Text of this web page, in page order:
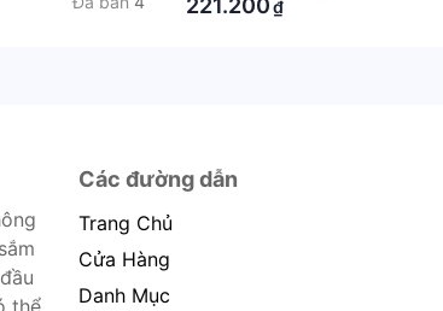
221.200₫
thể
Các đường dẫn
Trang Chủ
Cửa Hàng
Danh Mục